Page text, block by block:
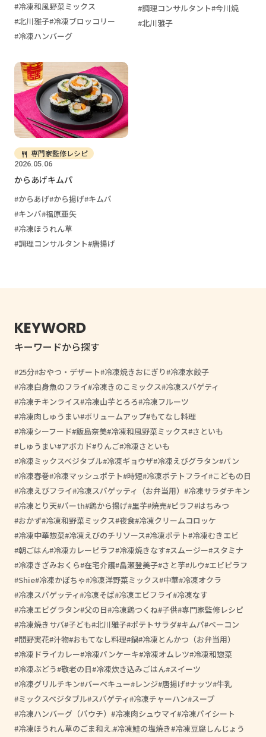
冷凍和風野菜ミックス
北川雅子 冷凍ブロッコリー
冷凍ハンバーグ
調理コンサルタント 今川焼
北川雅子
2026.05.06
専門家監修レシピ
からあげキムパ
からあげ から揚げ キムパ
キンパ 福原亜矢
冷凍ほうれん草
調理コンサルタント 唐揚げ
KEYWORD
キーワードから探す
25分 おやつ・デザート 冷凍焼きおにぎり 冷凍水餃子
冷凍白身魚のフライ 冷凍きのこミックス 冷凍スパゲティ
冷凍チキンライス 冷凍山芋とろろ 冷凍フルーツ
冷凍肉しゅうまい ボリュームアップ もてなし料理
冷凍シーフード 飯島奈美 冷凍和風野菜ミックス さといも
しゅうまい アボカド りんご 冷凍さといも
冷凍ミックスベジタブル 冷凍ギョウザ 冷凍えびグラタン パン
冷凍春巻 冷凍マッシュポテト 時短 冷凍ポテトフライ こどもの日
冷凍えびフライ 冷凍スパゲッティ（お弁当用）
冷凍サラダチキン
冷凍とり天 パーth 鶏から揚げ 里芋 焼売 ピラフ はちみつ
おかず 冷凍和野菜ミックス 夜食 冷凍クリームコロッケ
冷凍中華惣菜 冷凍えびのチリソース 冷凍ポテト 冷凍むきエビ
朝ごはん 冷凍カレーピラフ 冷凍焼きなす スムージー スタミナ
冷凍きざみおくら 在宅介護 畠瀬登美子 さと芋 ルウ エビピラフ
Shie 冷凍かぼちゃ 冷凍洋野菜ミックス 中華 冷凍オクラ
冷凍スパゲッティ 冷凍そば 冷凍エビフライ 冷凍なす
冷凍エビグラタン 父の日 冷凍鶏つくね 子供 専門家監修レシピ
冷凍焼きサバ 子ども 北川雅子 ポテトサラダ キムパ ベーコン
間野実花 汁物 おもてなし料理 鍋 冷凍とんかつ（お弁当用）
冷凍ドライカレー 冷凍パンケーキ 冷凍オムレツ 冷凍和惣菜
冷凍ぶどう 敬老の日 冷凍炊き込みごはん スイーツ
冷凍グリルチキン バーベキュー レンジ 唐揚げ ナッツ 牛乳
ミックスベジタブル スパゲティ 冷凍チャーハン スープ
冷凍ハンバーグ（パウチ）
冷凍肉シュウマイ 冷凍パイシート
冷凍ほうれん草のごま和え. 冷凍鮭の塩焼き 冷凍豆腐しんじょう